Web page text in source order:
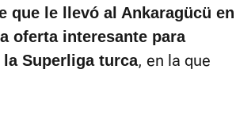
que le llevó al Ankaragücü en
oferta interesante para
la Superliga turca, en la que